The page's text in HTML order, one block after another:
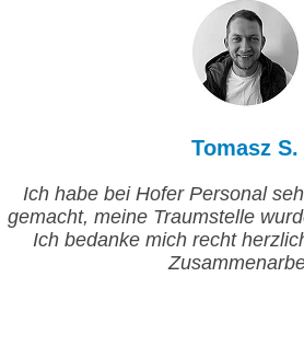
Tomasz S.
Ich habe bei Hofer Personal
gemacht, meine Traumstelle
Ich bedanke mich recht